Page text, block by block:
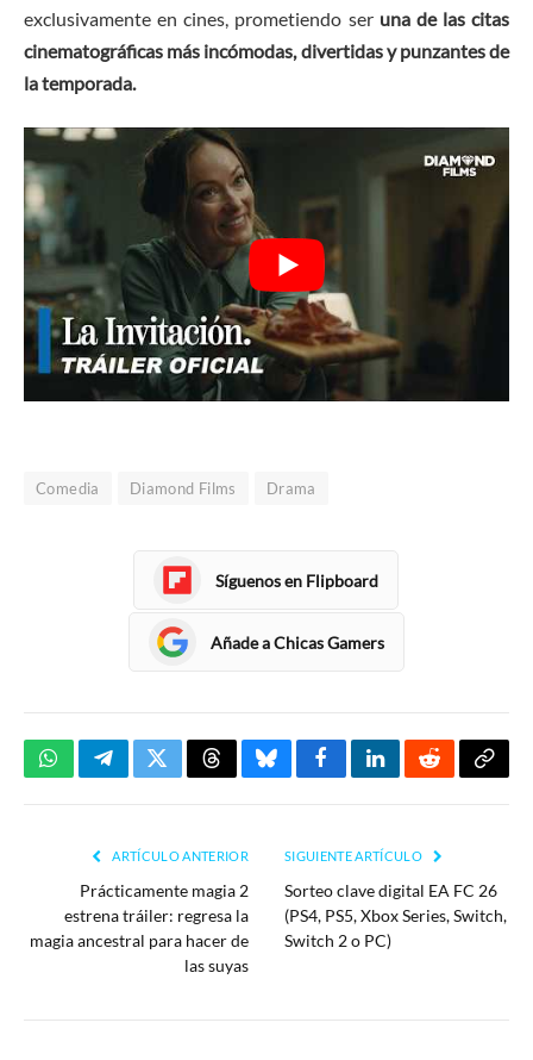
exclusivamente en cines, prometiendo ser una de las citas
cinematográficas más incómodas, divertidas y punzantes de
la temporada.
Comedia Diamond Films Drama
Síguenos en Flipboard
Añade a Chicas Gamers
WhatsAppTelegramTwitterThreadsBlueskyFacebookLinkedInReddit
ARTÍCULO ANTERIOR
Prácticamente magia 2
estrena tráiler: regresa la
magia ancestral para hacer de
las suyas
SIGUIENTE ARTÍCULO
Sorteo clave digital EA FC 26
(PS4, PS5, Xbox Series, Switch,
Switch 2 o PC)